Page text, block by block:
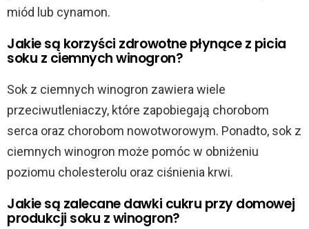
miód lub cynamon.
Jakie są korzyści zdrowotne płynące z picia
soku z ciemnych winogron?
Sok z ciemnych winogron zawiera wiele
przeciwutleniaczy, które zapobiegają chorobom
serca oraz chorobom nowotworowym. Ponadto, sok z
ciemnych winogron może pomóc w obniżeniu
poziomu cholesterolu oraz ciśnienia krwi.
Jakie są zalecane dawki cukru przy domowej
produkcji soku z winogron?